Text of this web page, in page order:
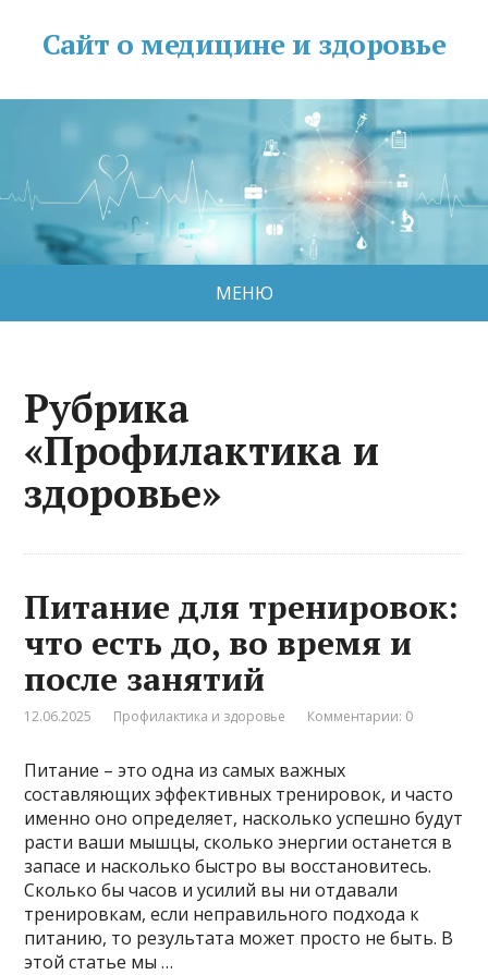
Сайт о медицине и здоровье
МЕНЮ
Рубрика
«Профилактика и
здоровье»
Питание для тренировок:
что есть до, во время и
после занятий
12.06.2025 Профилактика и здоровье Комментарии: 0
Питание – это одна из самых важных
составляющих эффективных тренировок, и часто
именно оно определяет, насколько успешно будут
расти ваши мышцы, сколько энергии останется в
запасе и насколько быстро вы восстановитесь.
Сколько бы часов и усилий вы ни отдавали
тренировкам, если неправильного подхода к
питанию, то результата может просто не быть. В
этой статье мы …